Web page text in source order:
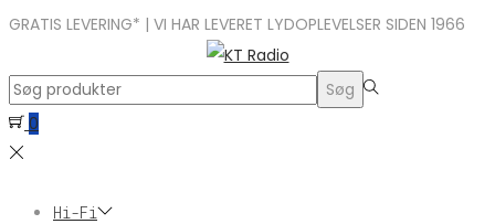
GRATIS LEVERING* | VI HAR LEVERET LYDOPLEVELSER SIDEN 1966
Search
for:>
Søg
0
Hi-Fi